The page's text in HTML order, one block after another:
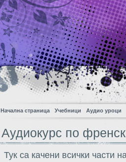
Начална страница Учебници Аудио уроци
Аудиокурс по
Тук са качени всички части